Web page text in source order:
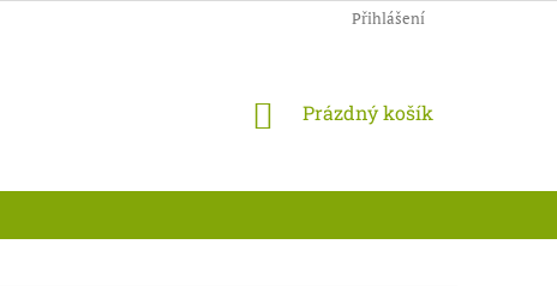
Přihlášení
NÁKUPNÍ
Prázdný košík